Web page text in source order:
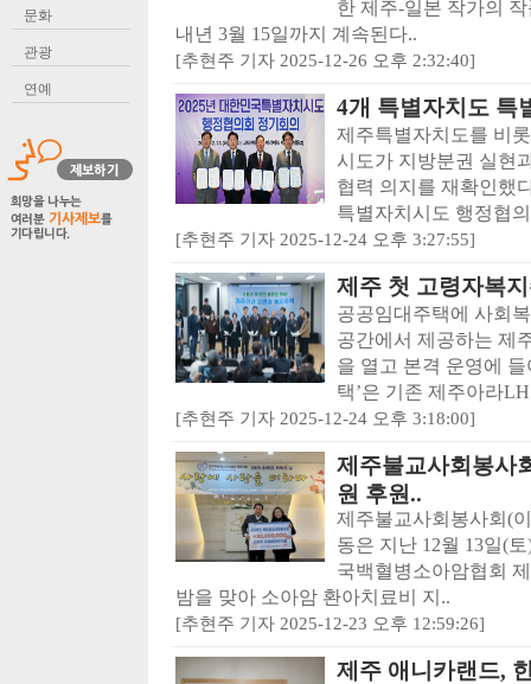
문화
관광
연예
한 제주-일본 작가의
내년 3월 15일까지 계속된다..
[추현주 기자 2025-12-26 오후 2:32:40]
4개 특별자치도 특
제주특별자치도를 비
시도가 지방분권 실현
협력 의지를 재확인했
특별자치시도 행정협
[추현주 기자 2025-12-24 오후 3:27:55]
제주 첫 고령자복
공공임대주택에 사회
공간에서 제공하는 제
을 열고 본격 운영에
택’은 기존 제주아라
[추현주 기자 2025-12-24 오후 3:18:00]
제주불교사회봉사
원 후원..
제주불교사회봉사회(
동은 지난 12월 13일(
국백혈병소아암협회
밤을 맞아 소아암 환아치료비 지..
[추현주 기자 2025-12-23 오후 12:59:26]
제주 애니카랜드,